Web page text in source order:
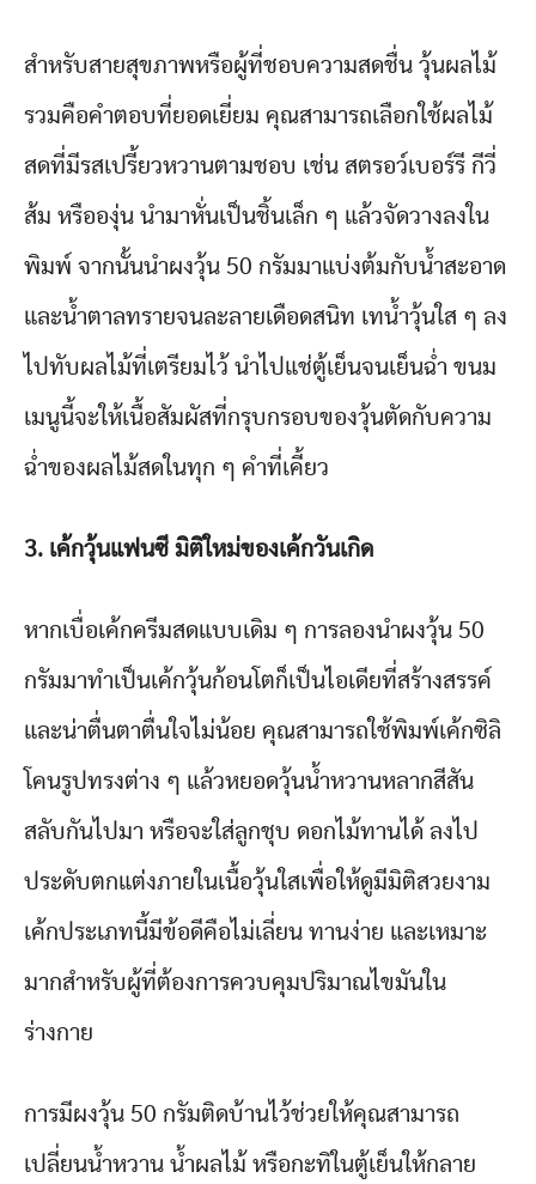
สำหรับสายสุขภาพหรือผู้ที่ชอบความสดชื่น วุ้นผลไม้
รวมคือคำตอบที่ยอดเยี่ยม คุณสามารถเลือกใช้ผลไม้
สดที่มีรสเปรี้ยวหวานตามชอบ เช่น สตรอว์เบอร์รี กีวี่
ส้ม หรือองุ่น นำมาหั่นเป็นชิ้นเล็ก ๆ แล้วจัดวางลงใน
พิมพ์ จากนั้นนำผงวุ้น 50 กรัมมาแบ่งต้มกับน้ำสะอาด
และน้ำตาลทรายจนละลายเดือดสนิท เทน้ำวุ้นใส ๆ ลง
ไปทับผลไม้ที่เตรียมไว้ นำไปแช่ตู้เย็นจนเย็นฉ่ำ ขนม
เมนูนี้จะให้เนื้อสัมผัสที่กรุบกรอบของวุ้นตัดกับความ
ฉ่ำของผลไม้สดในทุก ๆ คำที่เคี้ยว
3. เค้กวุ้นแฟนซี มิติใหม่ของเค้กวันเกิด
หากเบื่อเค้กครีมสดแบบเดิม ๆ การลองนำผงวุ้น 50
กรัมมาทำเป็นเค้กวุ้นก้อนโตก็เป็นไอเดียที่สร้างสรรค์
และน่าตื่นตาตื่นใจไม่น้อย คุณสามารถใช้พิมพ์เค้กซิลิ
โคนรูปทรงต่าง ๆ แล้วหยอดวุ้นน้ำหวานหลากสีสัน
สลับกันไปมา หรือจะใส่ลูกชุบ ดอกไม้ทานได้ ลงไป
ประดับตกแต่งภายในเนื้อวุ้นใสเพื่อให้ดูมีมิติสวยงาม
เค้กประเภทนี้มีข้อดีคือไม่เลี่ยน ทานง่าย และเหมาะ
มากสำหรับผู้ที่ต้องการควบคุมปริมาณไขมันใน
ร่างกาย
การมีผงวุ้น 50 กรัมติดบ้านไว้ช่วยให้คุณสามารถ
เปลี่ยนน้ำหวาน น้ำผลไม้ หรือกะทิในตู้เย็นให้กลาย